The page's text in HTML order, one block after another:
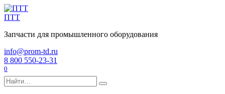
Перейти
к
ПТТ
Запчасти для промышленного оборудования
info@prom-td.ru
8 800 550-23-31
0
Search
for: